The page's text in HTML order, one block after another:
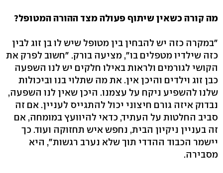
מה קורה כשאין שיתוף פעולה מצד ההורה המטופל?
"במקרה כזה יש להבחין בין מטופל שיש לו בן זוג לבין
כזה שילדיו מטפלים בו", מציעה בורק. "חשוב לפרק את
הקושי לגורמים ולראות באילו חלקים יש לנו השפעה
כבן זוג וילדים והיכן אין. את מה שתלוי בנו וביכולות
שלנו להשפיע ניקח על עצמנו. היכן שאין לנו השפעה,
נבדוק איזה גורם חיצוני יכול להתגייס לעניין. אם זה
סביב החלטות על העתיד, כדאי להיוועץ במומחה, אם
זה בעניין ניקיון הבית, נחפש איש תחזוקה ועוד. כך
יישמר הכבוד ההדדי תוך שלא נערב רגשות", היא
מסבירה.